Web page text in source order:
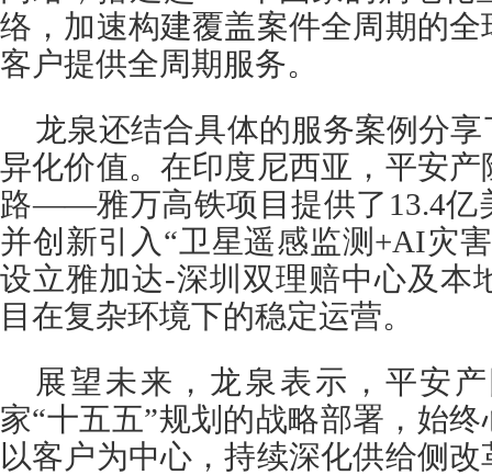
络，加速构建覆盖案件全周期的
客户提供全周期服务。
龙泉还结合具体的服务案例分
异化价值。在印度尼西亚，平安
路——雅万高铁项目提供了13.4亿
并创新引入“卫星遥感监测+AI灾
设立雅加达-深圳双理赔中心及本
目在复杂环境下的稳定运营。
展望未来，龙泉表示，平安
家“十五五”规划的战略部署，始
以客户为中心，持续深化供给侧